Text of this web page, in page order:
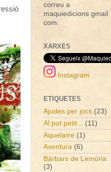
correu a
maquiedicions gmail
com
XARXES
Instagram
ETIQUETES
Ajudes per jocs (23)
Al pot petit...
(11)
Aquelarre (1)
Aventura (6)
Bàrbars de Lemúria
(3)